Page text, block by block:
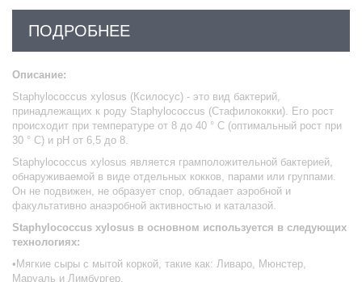
ПОДРОБНЕЕ
Описание:
Staphylococcus xylosus (Ксилосус) - это вид бактерий,
принадлежащих к роду Staphylococcus (Стафилококки). Его рост
происходит при температуре от 8 до 40 ° С (оптимальный рост при
30 ° С) и рН от 6,5 до 8.
Staphylococcus xylosus является грамположительной бактерией,
обнаруживаемой в виде отдельных кокков, парами или группами.
Он не подвижен, не образует спор, обладает аэробной и
факультативно анаэробной активностью и каталазой.
Staphylococcus xylosus в основном используется в следующих
технологиях:
•Мягкие сыры с мытой коркой, такие как: Ливаро, Мюнстер,
Маруаль и Лимбургер.